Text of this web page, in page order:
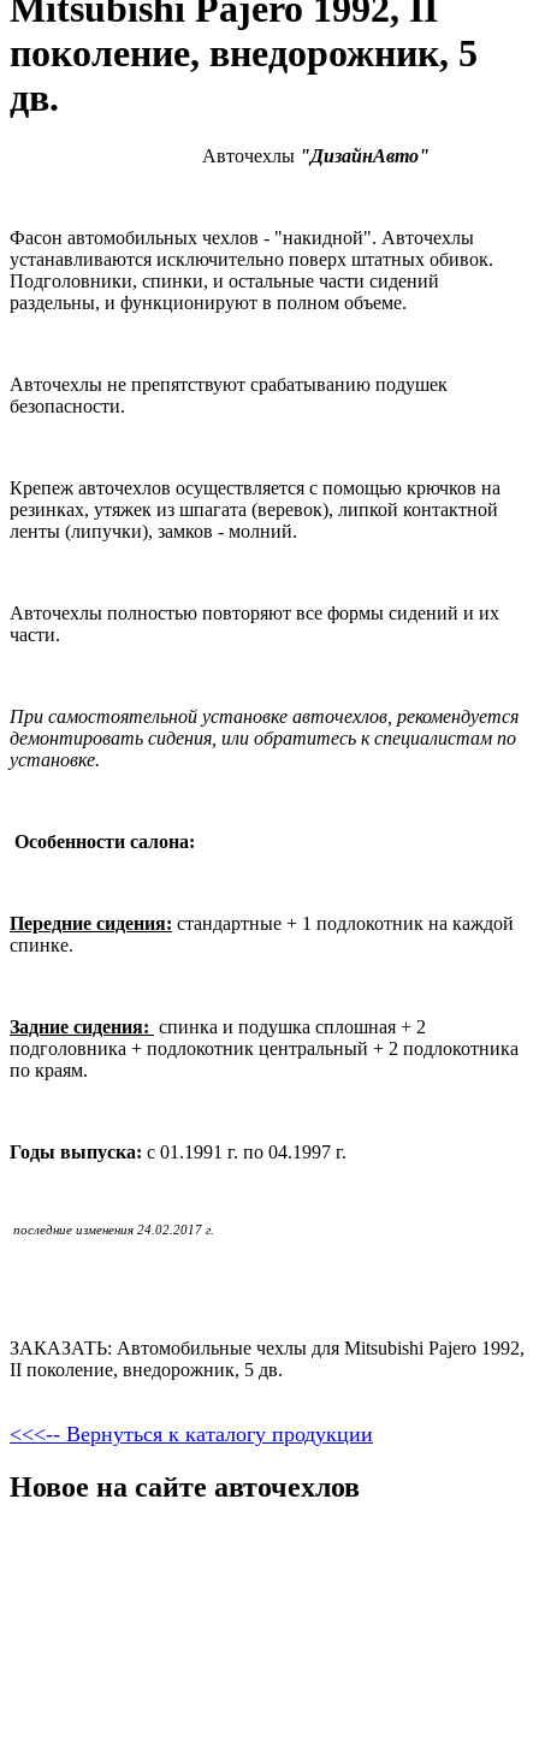
поколение, внедорожник, 5
дв.
Авточехлы "ДизайнАвто"
Фасон автомобильных чехлов - "накидной". Авточехлы
устанавливаются исключительно поверх штатных обивок.
Подголовники, спинки, и остальные части сидений
раздельны, и функционируют в полном объеме.
Авточехлы не препятствуют срабатыванию подушек
безопасности.
Крепеж авточехлов осуществляется с помощью крючков на
резинках, утяжек из шпагата (веревок), липкой контактной
ленты (липучки), замков - молний.
Авточехлы полностью повторяют все формы сидений и их
части.
При самостоятельной установке авточехлов, рекомендуется
демонтировать сидения, или обратитесь к специалистам по
установке.
Особенности салона:
Передние сидения: стандартные + 1 подлокотник на каждой
спинке.
Задние сидения: спинка и подушка сплошная + 2
подголовника + подлокотник центральный + 2 подлокотника
по краям.
Годы выпуска: с 01.1991 г. по 04.1997 г.
последние изменения 24.02.2017 г.
ЗАКАЗАТЬ: Автомобильные чехлы для Mitsubishi Pajero 1992,
II поколение, внедорожник, 5 дв.
<<<-- Вернуться к каталогу продукции
Новое на сайте авточехлов